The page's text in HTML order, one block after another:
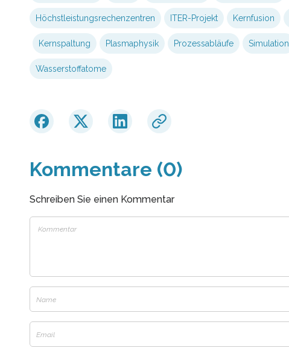
Höchstleistungsrechenzentren ITER-Projekt Kernfusion
Kernspaltung Plasmaphysik Prozessabläufe Simulation
Wasserstoffatome
Kommentare (0)
Schreiben Sie einen Kommentar